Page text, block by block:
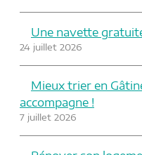
Une navette
24 juillet 2026
Mieux trier en
accompagne !
7 juillet 2026